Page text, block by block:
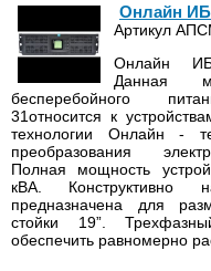
Онлайн
Артикул
Онлайн
Данная
бесперебойного
31относится к
технологии Онлайн -
преобразования
Полная мощность
кВА. Конструктивно
предназначена для
стойки 19”.
обеспечить равномерно